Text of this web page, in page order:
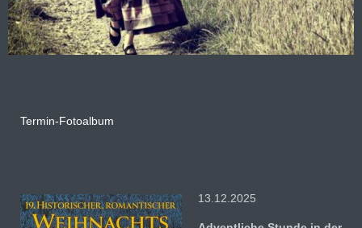
Termin-Fotoalbum
13.12.2025